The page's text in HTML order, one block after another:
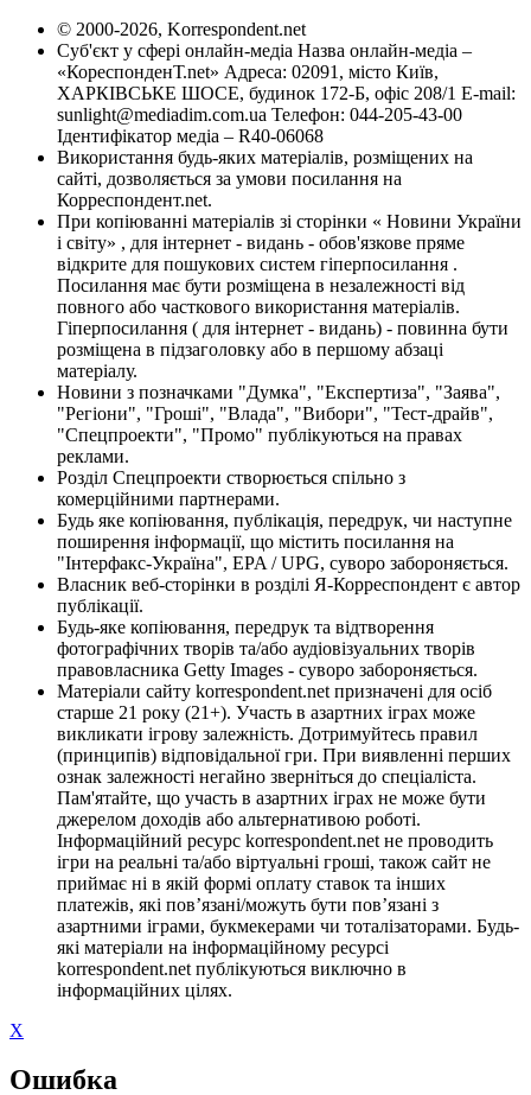
© 2000-2026, Korrespondent.net
Суб'єкт у сфері онлайн-медіа Назва онлайн-медіа –
«КореспонденТ.net» Адреса: 02091, місто Київ,
ХАРКІВСЬКЕ ШОСЕ, будинок 172-Б, офіс 208/1 E-mail:
sunlight@mediadim.com.ua Телефон: 044-205-43-00
Ідентифікатор медіа – R40-06068
Використання будь-яких матеріалів, розміщених на
сайті, дозволяється за умови посилання на
Корреспондент.net.
При копіюванні матеріалів зі сторінки « Новини України
і світу» , для інтернет - видань - обов'язкове пряме
відкрите для пошукових систем гіперпосилання .
Посилання має бути розміщена в незалежності від
повного або часткового використання матеріалів.
Гіперпосилання ( для інтернет - видань) - повинна бути
розміщена в підзаголовку або в першому абзаці
матеріалу.
Новини з позначками "Думка", "Експертиза", "Заява",
"Регіони", "Гроші", "Влада", "Вибори", "Тест-драйв",
"Спецпроекти", "Промо" публікуються на правах
реклами.
Розділ Спецпроекти створюється спільно з
комерційними партнерами.
Будь яке копіювання, публікація, передрук, чи наступне
поширення інформації, що містить посилання на
"Інтерфакс-Україна", EPA / UPG, суворо забороняється.
Власник веб-сторінки в розділі Я-Корреспондент є автор
публікації.
Будь-яке копіювання, передрук та відтворення
фотографічних творів та/або аудіовізуальних творів
правовласника Getty Images - суворо забороняється.
Матеріали сайту korrespondent.net призначені для осіб
старше 21 року (21+). Участь в азартних іграх може
викликати ігрову залежність. Дотримуйтесь правил
(принципів) відповідальної гри. При виявленні перших
ознак залежності негайно зверніться до спеціаліста.
Пам'ятайте, що участь в азартних іграх не може бути
джерелом доходів або альтернативою роботі.
Інформаційний ресурс korrespondent.net не проводить
ігри на реальні та/або віртуальні гроші, також сайт не
приймає ні в якій формі оплату ставок та інших
платежів, які пов’язані/можуть бути пов’язані з
азартними іграми, букмекерами чи тоталізаторами. Будь-
які матеріали на інформаційному ресурсі
korrespondent.net публікуються виключно в
інформаційних цілях.
X
Ошибка